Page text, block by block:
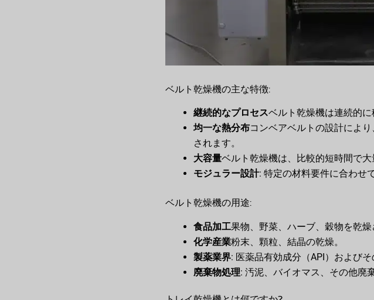
ベルト乾燥機の主な特徴:
継続的なプロセスベルト乾燥機は連続的に
均一な熱分布コンベアベルトの設計によ
されます。
大容量ベルト乾燥機は、比較的短時間で
モジュラー設計: 特定の材料要件に合わせ
ベルト乾燥機の用途:
食品加工果物、野菜、ハーブ、穀物を乾燥
化学産業粉末、顆粒、結晶の乾燥。
製薬業界: 医薬品有効成分（API）およびそ
廃棄物処理: 汚泥、バイオマス、その他廃